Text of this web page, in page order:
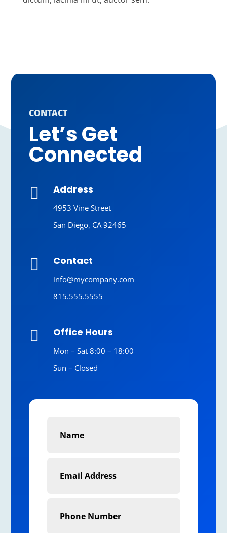
CONTACT
Let’s Get
Connected
 Address
4953 Vine Street
San Diego, CA 92465
 Contact
info@mycompany.com
815.555.5555
 Office Hours
Mon – Sat 8:00 – 18:00
Sun – Closed